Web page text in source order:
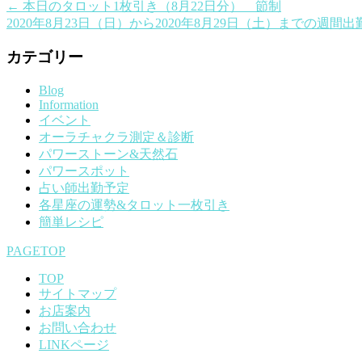
← 本日のタロット1枚引き（8月22日分） 節制
2020年8月23日（日）から2020年8月29日（土）までの週間出
カテゴリー
Blog
Information
イベント
オーラチャクラ測定＆診断
パワーストーン&天然石
パワースポット
占い師出勤予定
各星座の運勢&タロット一枚引き
簡単レシピ
PAGETOP
TOP
サイトマップ
お店案内
お問い合わせ
LINKページ